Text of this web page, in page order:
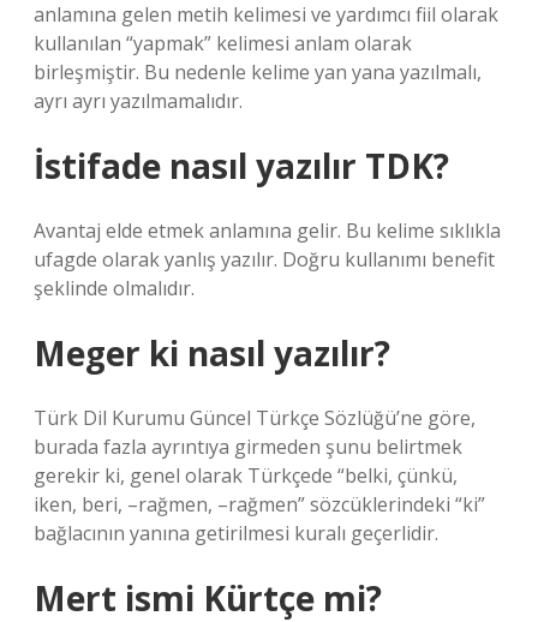
anlamına gelen metih kelimesi ve yardımcı fiil olarak
kullanılan “yapmak” kelimesi anlam olarak
birleşmiştir. Bu nedenle kelime yan yana yazılmalı,
ayrı ayrı yazılmamalıdır.
İstifade nasıl yazılır TDK?
Avantaj elde etmek anlamına gelir. Bu kelime sıklıkla
ufagde olarak yanlış yazılır. Doğru kullanımı benefit
şeklinde olmalıdır.
Meger ki nasıl yazılır?
Türk Dil Kurumu Güncel Türkçe Sözlüğü’ne göre,
burada fazla ayrıntıya girmeden şunu belirtmek
gerekir ki, genel olarak Türkçede “belki, çünkü,
iken, beri, –rağmen, –rağmen” sözcüklerindeki “ki”
bağlacının yanına getirilmesi kuralı geçerlidir.
Mert ismi Kürtçe mi?